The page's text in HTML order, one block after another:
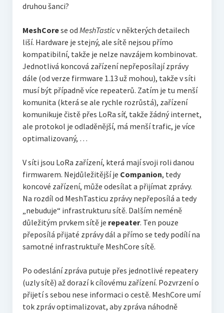
druhou šanci?
MeshCorese od MeshTasticv některých detailech
liší. Hardware je stejný, ale sítě nejsou přímo
kompatibilní, takže je nelze navzájem kombinovat.
Jednotlivá koncová zařízení nepřeposílají zprávy
dále (od verze firmware 1.13 už mohou), takže v síti
musí být případně více repeaterů. Zatím je tu menší
komunita (která se ale rychle rozrůstá), zařízení
komunikuje čistě přes LoRa síť, takže žádný internet,
ale protokol je odladěnější, má menší trafic, je více
optimalizovaný, …
V síti jsou LoRa zařízení, která mají svoji roli danou
firmwarem. Nejdůležitější je Companion, tedy
koncové zařízení, může odesílat a přijímat zprávy.
Na rozdíl od MeshTasticu zprávy nepřeposílá a tedy
„nebuduje“ infrastrukturu sítě. Dalším neméně
důležitým prvkem sítě je repeater. Ten pouze
přeposílá přijaté zprávy dál a přímo se tedy podílí na
samotné infrastruktuře MeshCore sítě.
Po odeslání zpráva putuje přes jednotlivé repeatery
(uzly sítě) až dorazí k cílovému zařízení. Pozvrzení o
přijetí s sebou nese informaci o cestě. MeshCore umí
tok zpráv optimalizovat, aby zpráva náhodně